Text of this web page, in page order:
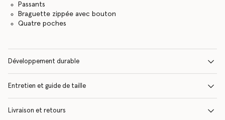
Passants
Braguette zippée avec bouton
Quatre poches
Développement durable
Entretien et guide de taille
Livraison et retours